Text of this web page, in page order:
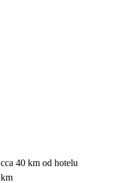
40 km od hotelu